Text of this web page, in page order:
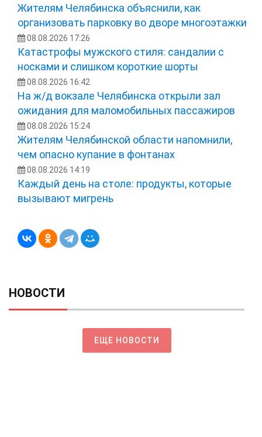
Жителям Челябинска объяснили, как
организовать парковку во дворе многоэтажки
08.08.2026 17:26
Катастрофы мужского стиля: сандалии с
носками и слишком короткие шорты
08.08.2026 16:42
На ж/д вокзале Челябинска открыли зал
ожидания для маломобильных пассажиров
08.08.2026 15:24
Жителям Челябинской области напомнили,
чем опасно купание в фонтанах
08.08.2026 14:19
Каждый день на столе: продукты, которые
вызывают мигрень
НОВОСТИ
ЕЩЕ НОВОСТИ